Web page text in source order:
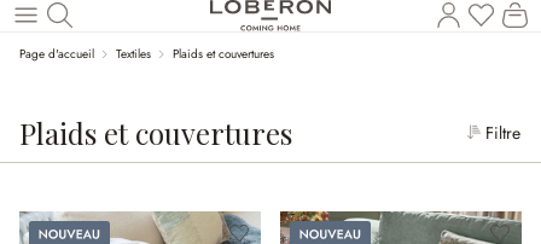
Revenir au contenu principal
Page d'accueil Textiles Plaids et couvertures
Plaids et couvertures Filtre
Nouveau Nouveau